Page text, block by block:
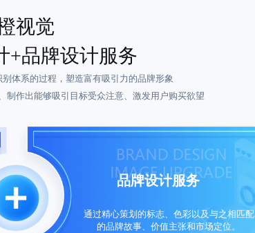
视觉
+品牌设计服务
体系的过程，塑造富有吸引力的品牌形象
制作出能够吸引目标受众注意、激发用户购买欲望
品牌设计服务
通过精心策划的标志、色彩以及与之相匹配
的品牌故事、价值主张和市场定位。